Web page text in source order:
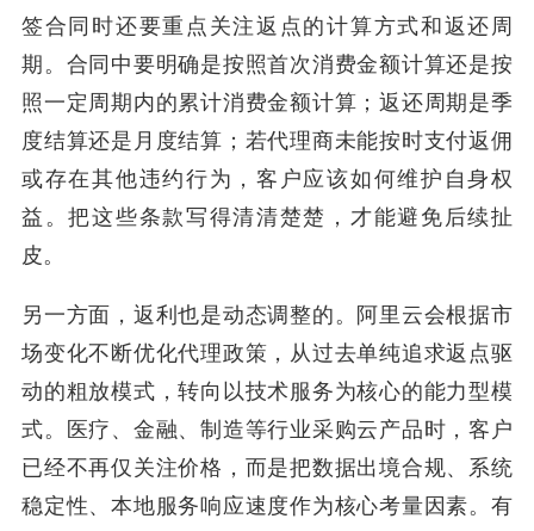
签合同时还要重点关注返点的计算方式和返还周
期。合同中要明确是按照首次消费金额计算还是按
照一定周期内的累计消费金额计算；返还周期是季
度结算还是月度结算；若代理商未能按时支付返佣
或存在其他违约行为，客户应该如何维护自身权
益。把这些条款写得清清楚楚，才能避免后续扯
皮。
另一方面，返利也是动态调整的。阿里云会根据市
场变化不断优化代理政策，从过去单纯追求返点驱
动的粗放模式，转向以技术服务为核心的能力型模
式。医疗、金融、制造等行业采购云产品时，客户
已经不再仅关注价格，而是把数据出境合规、系统
稳定性、本地服务响应速度作为核心考量因素。有